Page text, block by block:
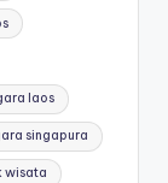
laos
singapura
wisata